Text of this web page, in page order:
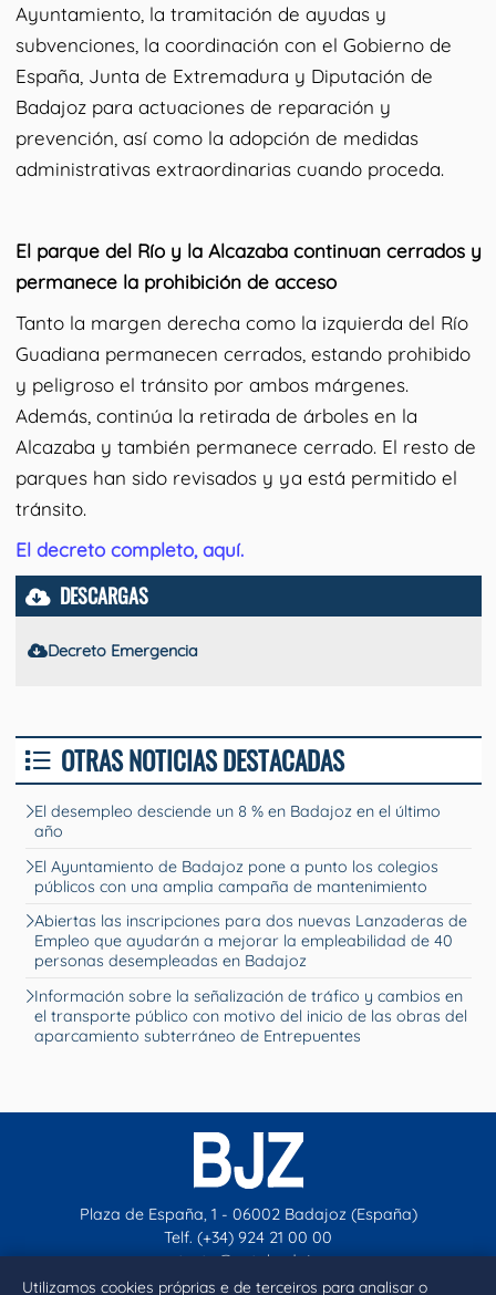
Utilizamos cookies próprias e de terceiros para analisar o
Ayuntamiento, la tramitación de ayudas y
subvenciones, la coordinación con el Gobierno de
España, Junta de Extremadura y Diputación de
Badajoz para actuaciones de reparación y
prevención, así como la adopción de medidas
administrativas extraordinarias cuando proceda.
El parque del Río y la Alcazaba continuan cerrados y
permanece la prohibición de acceso
Tanto la margen derecha como la izquierda del Río
Guadiana permanecen cerrados, estando prohibido
y peligroso el tránsito por ambos márgenes.
Además, continúa la retirada de árboles en la
Alcazaba y también permanece cerrado. El resto de
parques han sido revisados y ya está permitido el
tránsito.
El decreto completo, aquí.
DESCARGAS
Decreto Emergencia
OTRAS NOTICIAS DESTACADAS
El desempleo desciende un 8 % en Badajoz en el último
año
El Ayuntamiento de Badajoz pone a punto los colegios
públicos con una amplia campaña de mantenimiento
Abiertas las inscripciones para dos nuevas Lanzaderas de
Empleo que ayudarán a mejorar la empleabilidad de 40
personas desempleadas en Badajoz
Información sobre la señalización de tráfico y cambios en
el transporte público con motivo del inicio de las obras del
aparcamiento subterráneo de Entrepuentes
Plaza de España, 1 - 06002 Badajoz (España)
Telf. (+34) 924 21 00 00
contacto@aytobadajoz.es